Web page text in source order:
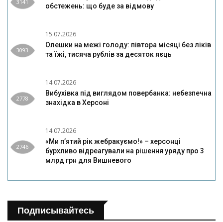
3141
обстежень: що буде за відмову
3093
15.07.2026
Олешки на межі голоду: півтора місяці без ліків
та їжі, тисяча рублів за десяток яєць
2778
14.07.2026
Вибухівка під виглядом повербанка: небезпечна
знахідка в Херсоні
2746
14.07.2026
«Ми п’ятий рік жебракуємо!» – херсонці
бурхливо відреагували на рішення уряду про 3
млрд грн для Вишневого
Подписывайтесь